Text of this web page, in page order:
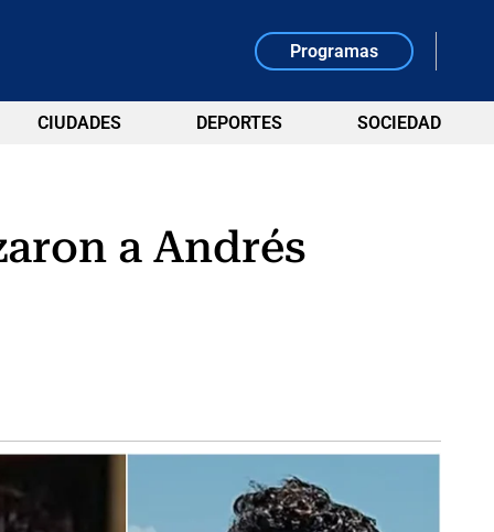
Programas
CIUDADES DEPORTES SOCIEDAD
a Andrés